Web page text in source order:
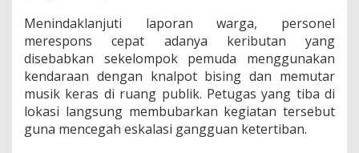
b
s
Menindaklanjuti laporan warga, personel
merespons cepat adanya keributan yang
disebabkan sekelompok pemuda menggunakan
kendaraan dengan knalpot bising dan memutar
musik keras di ruang publik. Petugas yang tiba di
lokasi langsung membubarkan kegiatan tersebut
guna mencegah eskalasi gangguan ketertiban.